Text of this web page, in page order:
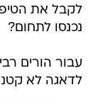
לקבל את
נכנסו לתחום?
עבור הורים
לדאגה לא